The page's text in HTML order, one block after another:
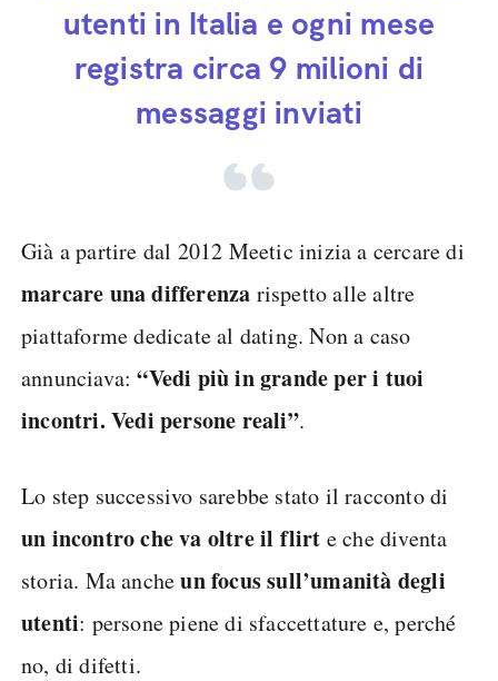
utenti in Italia e ogni mese
registra circa 9 milioni di
messaggi inviati
Già a partire dal 2012 Meetic inizia a cercare di
marcare una differenza rispetto alle altre
piattaforme dedicate al dating. Non a caso
annunciava:“Vedi più in grande per i tuoi
incontri. Vedi persone reali”.
Lo step successivo sarebbe stato il racconto di
un incontro che va oltre il flirt e che diventa
storia. Ma ancheunfocus sull’umanità degli
utenti: persone piene di sfaccettature e, perché
no, di difetti.